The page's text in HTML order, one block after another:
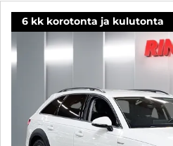
6 kk korotonta ja kulutonta